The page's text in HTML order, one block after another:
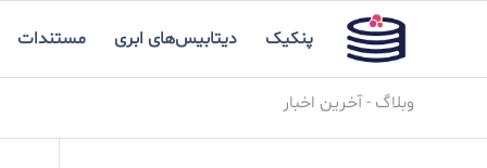
پنکیک دیتابیس‌های ابری مستندات
وبلاگ - آخرین اخبار